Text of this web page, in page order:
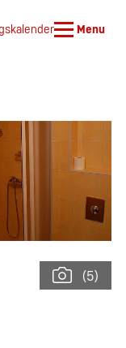
Menu
(5)